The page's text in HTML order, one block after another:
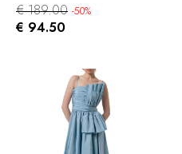
€ 189.00 -50%
€ 94.50